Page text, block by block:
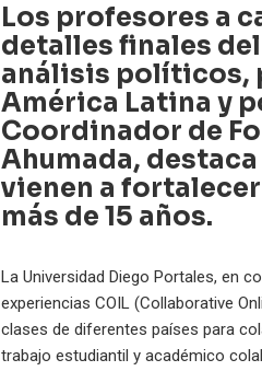
Los profesores a
detalles finales
análisis políticos,
América Latina y
Coordinador de
Ahumada,
vienen a
más de 15 años.
La Universidad Diego Portales, en
experiencias COIL (Collaborative
clases de diferentes países para
trabajo estudiantil y académico